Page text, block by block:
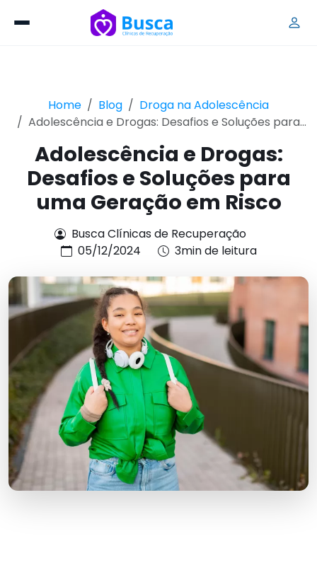
Home Blog
Droga na Adolescência
Adolescência e Drogas: Desafios e Soluções para...
Adolescência e Drogas:
Desafios e Soluções para
uma Geração em Risco
Busca Clínicas de Recuperação
05/12/2024
3min de leitura